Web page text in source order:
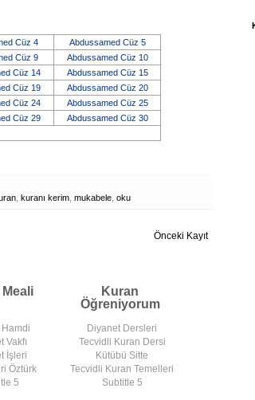
Cüz 4
Abdussamed Cüz 5
Cüz 9
Abdussamed Cüz 10
Cüz 14
Abdussamed Cüz 15
Cüz 19
Abdussamed Cüz 20
Cüz 24
Abdussamed Cüz 25
Cüz 29
Abdussamed Cüz 30
kuranı kerim mukabele oku
Önceki Kayıt
Kuran
Öğreniyorum
Hamdi
Vakfı
İşleri
Öztürk
5
Diyanet Dersleri
Tecvidli Kuran Dersi
Kütübü Sitte
Tecvidli Kuran Temelleri
Subtitle 5